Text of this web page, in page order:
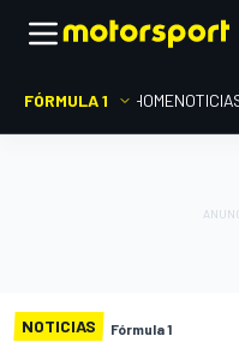
FÓRMULA 1 HOME
NOTICIAS Fórmula 1